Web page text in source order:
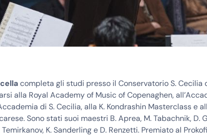
completa gli studi presso il Conservatorio S. Cecilia
alla Royal Academy of Music of Copenaghen,
di S. Cecilia, alla K. Kondrashin Masterclass e
Sono stati suoi maestri B. Aprea, M. Tabachnik, D.
Temirkanov, K. Sanderling e D. Renzetti. Premiato al